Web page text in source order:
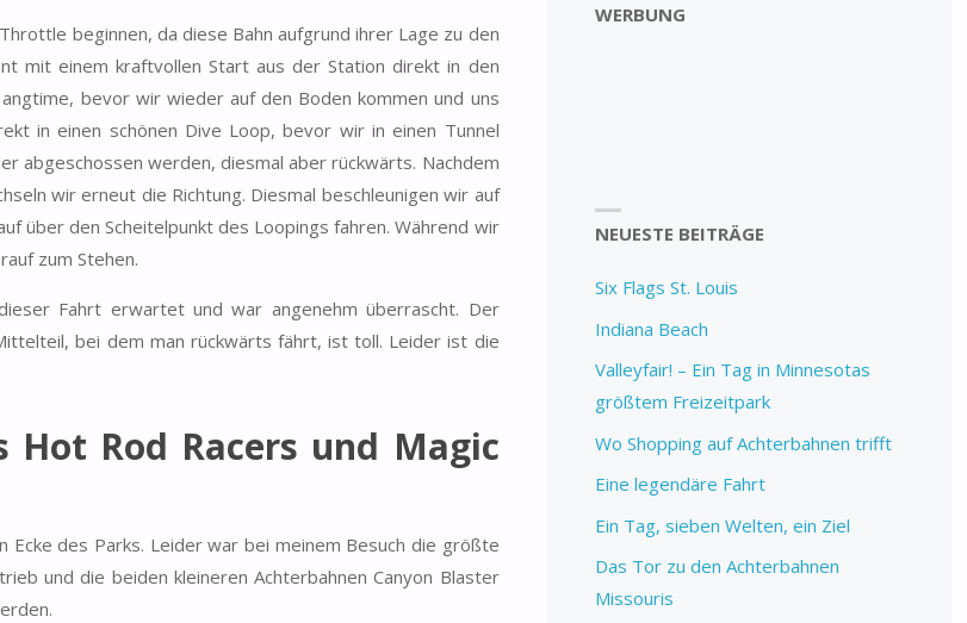
beginnen, da diese Bahn aufgrund ihrer Lage zu den
mit einem kraftvollen Start aus der Station direkt in den
bevor wir wieder auf den Boden kommen und uns
in einen schönen Dive Loop, bevor wir in einen Tunnel
abgeschossen werden, diesmal aber rückwärts. Nachdem
wir erneut die Richtung. Diesmal beschleunigen wir auf
über den Scheitelpunkt des Loopings fahren. Während wir
zum Stehen.
Fahrt erwartet und war angenehm überrascht. Der
bei dem man rückwärts fährt, ist toll. Leider ist die
Hot Rod Racers und Magic
des Parks. Leider war bei meinem Besuch die größte
und die beiden kleineren Achterbahnen Canyon Blaster
WERBUNG
NEUESTE BEITRÄGE
Six Flags St. Louis
Indiana Beach
Valleyfair! – Ein Tag in Minnesotas
größtem Freizeitpark
Wo Shopping auf Achterbahnen trifft
Eine legendäre Fahrt
Ein Tag, sieben Welten, ein Ziel
Das Tor zu den Achterbahnen
Missouris